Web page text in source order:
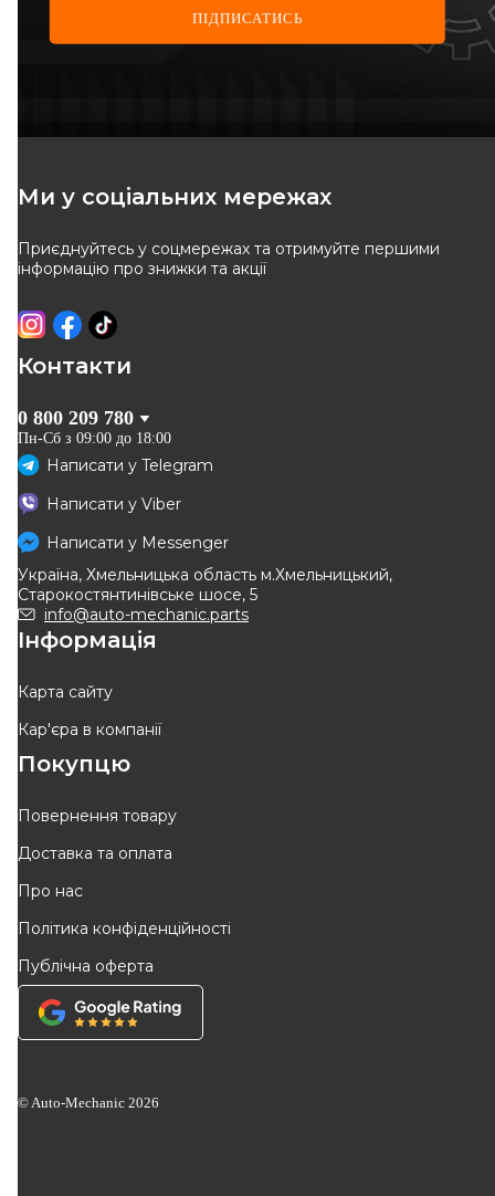
ПІДПИСАТИСЬ
Ми у соціальних мережах
Приєднуйтесь у соцмережах та отримуйте першими
інформацію про знижки та акції
Контакти
0 800 209 780
Пн-Сб з 09:00 до 18:00
Написати у Telegram
Написати у Viber
Написати у Messenger
Україна, Хмельницька область м.Хмельницький,
Старокостянтинівське шосе, 5
info@auto-mechanic.parts
Інформація
Карта сайту
Кар'єра в компанії
Покупцю
Повернення товару
Доставка та оплата
Про нас
Політика конфіденційності
Публічна оферта
© Auto-Mechanic 2026